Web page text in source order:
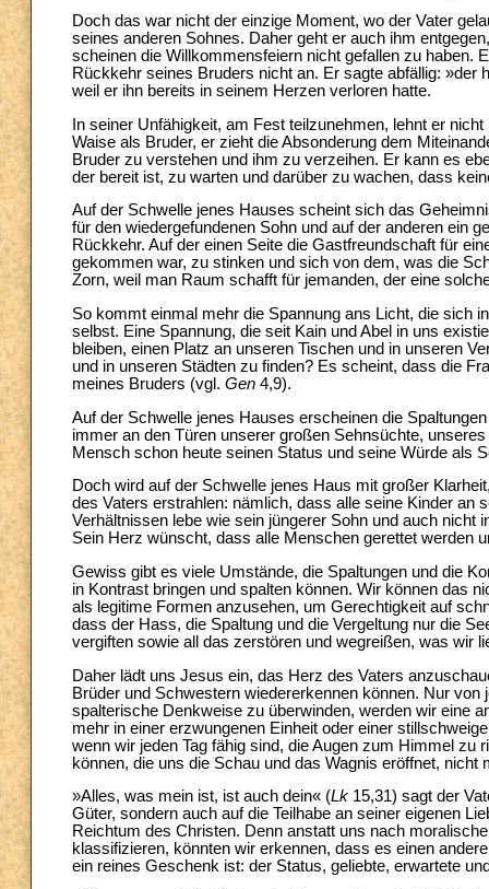
Doch das war nicht der einzige Moment, wo der Vater
seines anderen Sohnes. Daher geht er auch ihm
scheinen die Willkommensfeiern nicht gefallen zu haben.
Rückkehr seines Bruders nicht an. Er sagte abfällig:
weil er ihn bereits in seinem Herzen verloren hatte.
In seiner Unfähigkeit, am Fest teilzunehmen, lehnt er
Waise als Bruder, er zieht die Absonderung dem
Bruder zu verstehen und ihm zu verzeihen. Er kann es
der bereit ist, zu warten und darüber zu wachen, dass
Auf der Schwelle jenes Hauses scheint sich das
für den wiedergefundenen Sohn und auf der anderen ein
Rückkehr. Auf der einen Seite die Gastfreundschaft für
gekommen war, zu stinken und sich von dem, was die
Zorn, weil man Raum schafft für jemanden, der eine
So kommt einmal mehr die Spannung ans Licht, die sich
selbst. Eine Spannung, die seit Kain und Abel in uns
bleiben, einen Platz an unseren Tischen und in unseren
und in unseren Städten zu finden? Es scheint, dass die
meines Bruders (vgl. Gen 4,9).
Auf der Schwelle jenes Hauses erscheinen die
immer an den Türen unserer großen Sehnsüchte,
Mensch schon heute seinen Status und seine Würde als
Doch wird auf der Schwelle jenes Haus mit großer
des Vaters erstrahlen: nämlich, dass alle seine Kinder an
Verhältnissen lebe wie sein jüngerer Sohn und auch nicht
Sein Herz wünscht, dass alle Menschen gerettet werden
Gewiss gibt es viele Umstände, die Spaltungen und die
in Kontrast bringen und spalten können. Wir können das
als legitime Formen anzusehen, um Gerechtigkeit auf
dass der Hass, die Spaltung und die Vergeltung nur die
vergiften sowie all das zerstören und wegreißen, was wir
Daher lädt uns Jesus ein, das Herz des Vaters
Brüder und Schwestern wiedererkennen können. Nur
spalterische Denkweise zu überwinden, werden wir eine
mehr in einer erzwungenen Einheit oder einer
wenn wir jeden Tag fähig sind, die Augen zum Himmel zu
können, die uns die Schau und das Wagnis eröffnet,
»Alles, was mein ist, ist auch dein« (Lk 15,31) sagt der
Güter, sondern auch auf die Teilhabe an seiner eigenen
Reichtum des Christen. Denn anstatt uns nach
klassifizieren, könnten wir erkennen, dass es einen
ein reines Geschenk ist: der Status, geliebte, erwartete